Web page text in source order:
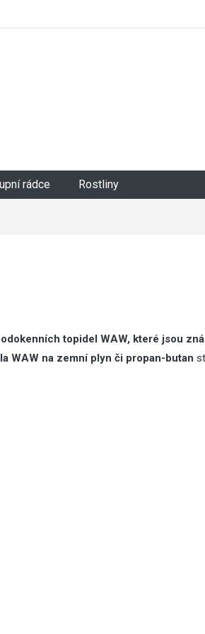
rádce Rostliny
topidel WAW, které jsou
WAW na zemní plyn či propan-butan